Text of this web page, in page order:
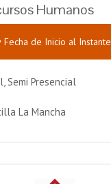
Humanos
Fecha de Inicio al Instante
Semi Presencial
La Mancha